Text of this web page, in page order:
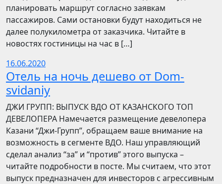
планировать маршрут согласно заявкам
пассажиров. Сами остановки будут находиться не
далее полукилометра от заказчика. Читайте в
новостях гостиницы на час в […]
16.06.2020
Отель на ночь дешево от Dom-
svidaniy
​​ДЖИ ГРУПП: ВЫПУСК ВДО ОТ КАЗАНСКОГО ТОП
ДЕВЕЛОПЕРА Намечается размещение девелопера
Казани “Джи-Групп”, обращаем ваше внимание на
возможность в сегменте ВДО. Наш управляющий
сделал анализ “за” и “против” этого выпуска –
читайте подробности в посте. Мы считаем, что этот
выпуск предназначен для инвесторов с агрессивным